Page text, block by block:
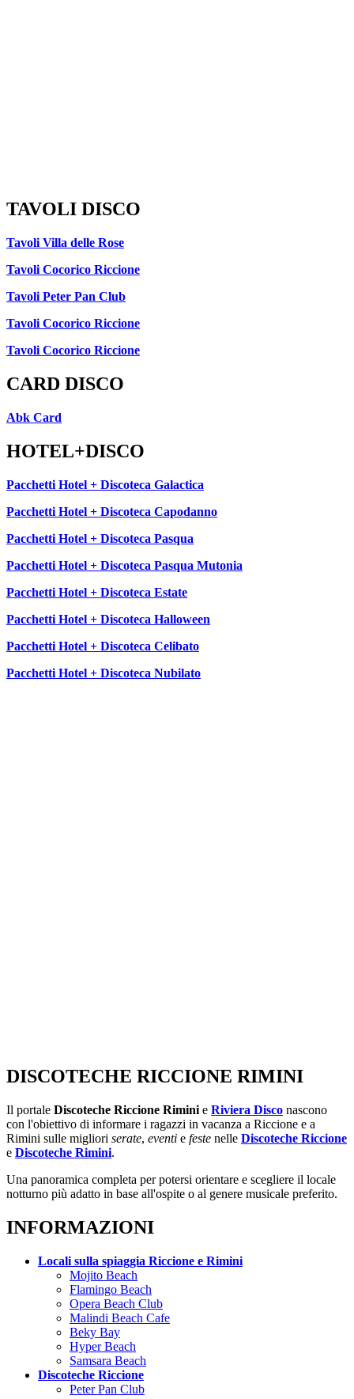
TAVOLI DISCO
Tavoli Villa delle Rose
Tavoli Cocorico Riccione
Tavoli Peter Pan Club
Tavoli Cocorico Riccione
Tavoli Cocorico Riccione
CARD DISCO
Abk Card
HOTEL+DISCO
Pacchetti Hotel + Discoteca Galactica
Pacchetti Hotel + Discoteca Capodanno
Pacchetti Hotel + Discoteca Pasqua
Pacchetti Hotel + Discoteca Pasqua Mutonia
Pacchetti Hotel + Discoteca Estate
Pacchetti Hotel + Discoteca Halloween
Pacchetti Hotel + Discoteca Celibato
Pacchetti Hotel + Discoteca Nubilato
DISCOTECHE RICCIONE RIMINI
Il portale Discoteche Riccione Rimini e Riviera Disco nascono
con l'obiettivo di informare i ragazzi in vacanza a Riccione e a
Rimini sulle migliori serate, eventi e feste nelle Discoteche Riccione
e Discoteche Rimini.
Una panoramica completa per potersi orientare e scegliere il locale
notturno più adatto in base all'ospite o al genere musicale preferito.
INFORMAZIONI
Locali sulla spiaggia Riccione e Rimini
Mojito Beach
Flamingo Beach
Opera Beach Club
Malindi Beach Cafe
Beky Bay
Hyper Beach
Samsara Beach
Discoteche Riccione
Peter Pan Club